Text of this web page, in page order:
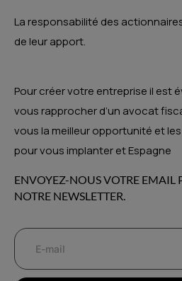
La responsabilité des
de leur apport.
Pour créer votre entreprise il est
vous rapprocher d’un avocat
vous la meilleur opportunité et
pour vous implanter et Espagne
ENVOYEZ-NOUS VOTRE EMAIL
NOTRE NEWSLETTER.